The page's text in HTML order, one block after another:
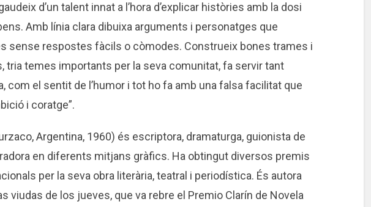
d’un talent innat a l’hora d’explicar històries amb la dosi
Amb línia clara dibuixa arguments i personatges que
sense respostes fàcils o còmodes. Construeix bones trames i
tria temes importants per la seva comunitat, fa servir tant
com el sentit de l’humor i tot ho fa amb una falsa facilitat que
i coratge”.
Argentina, 1960) és escriptora, dramaturga, guionista de
en diferents mitjans gràfics. Ha obtingut diversos premis
per la seva obra literària, teatral i periodística. És autora
viudas de los jueves, que va rebre el Premio Clarín de Novela